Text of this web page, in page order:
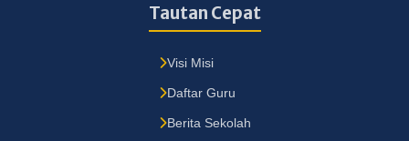
Tautan Cepat
Visi Misi
Daftar Guru
Berita Sekolah